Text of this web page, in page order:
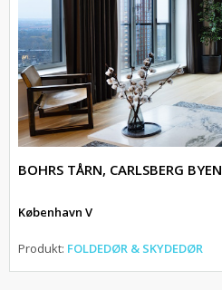
BOHRS TÅRN, CARLSBERG BYEN
København V
Produkt: FOLDEDØR & SKYDEDØR